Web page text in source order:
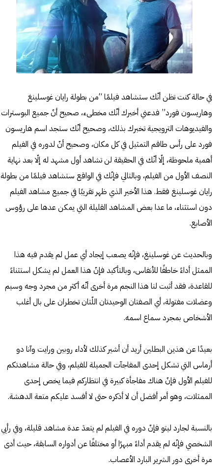
في حالة كنت تظن أنّك ستشاهد فيلمًا “من بطولة رايان غوسلينغ
وهاريسون فورد” فدعني أخبرك أنّك مخطىء، صحيح أنّ جميع البوسترات
والفيديوهات الترويجية تخبرك بذلك، وصحيح أنّك ستجد اسم هاريسون
فورد على رأس طاقم التمثيل في كل مكان، وصحيح أنّ لدوره في الفيلم
أهمية ملحوظة، إلّا أنّك في الحقيقة لن تشاهد أول مشهد له إلّا بعد نهاية
النصف الأول من الفيلم، وبالتالي فإنّك في الواقع ستشاهد فيلمًا من بطولة
رايان غوسلينغ فقط. هذا الأخير الذي ظهر تقريبًا في جميع مشاهد الفيلم
دون استثناء، ما عدا بعض المشاهد القليلة التي يمكن عدها على رؤوس
الأصابع.
وبالحديث عن غوسلينغ، فإنّه يصعب إيجاد أي عمل لم يقدم فيه هذا
الممثل أداءً خاطفًا للأنفاس، وبالتأكيد فإنّ هذا العمل لم يشكل استثناءً
للقاعدة، فقد أثبت لنا هذا النجم مرة أخرى أنّه أكثر من مجرد وجه وسيم
وعضلات مفتولة، أي الصفتان الوحيدتان اللّتان تخطران على بال أغلب
الأشخاص بمجرد سماع اسمه.
بعيدًا عن هذين البطلين أريد أن أشير كذلك لأداء روبين ورايت وآنا دو
أرماس التي تشكل إحدى المفاجآت الجميلة للفيلم، وفي حالة مشاهدتكم
للفيلم الأول فإنّ هناك مفاجأة كبيرة في انتظاركم فيما يخص إحدى
الممثلات، وهو أمر أفضل أن لا أذكره حتى لا أفسد عليكم متعة الدهشة.
بالنسبة لجارد ليتو فإنّ دوره في الفيلم لم يتعدَ عدة مشاهد قليلة، وفي رأيي
الشخصي فإنّه لم يقدم أداءً مبهرًا أو مختلفًا عن أدواره السابقة، حيث أدى
مرة أخرى دور الشرير البارد الأعصاب.